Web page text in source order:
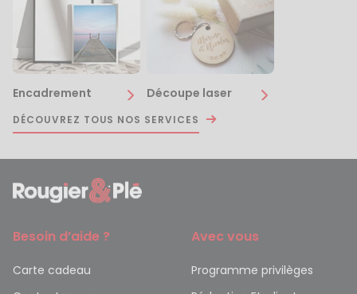
Encadrement Découpe laser
DÉCOUVREZ TOUS NOS SERVICES
Besoin d’aide ?
Carte cadeau
Avec vous
Programme privilèges